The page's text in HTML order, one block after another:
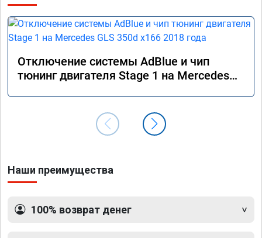
Отключение системы AdBlue и чип
тюнинг двигателя Stage 1 на Mercedes
Наши преимущества
100% возврат денег